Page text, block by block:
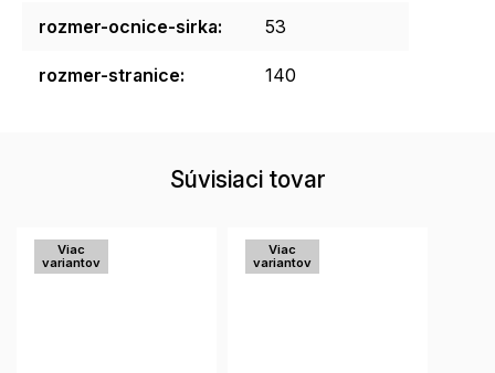
rozmer-ocnice-sirka: 53
rozmer-stranice: 140
Súvisiaci tovar
Viac
variantov
Viac
variantov